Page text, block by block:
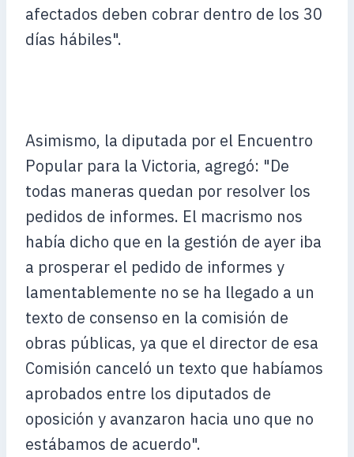
afectados deben cobrar dentro de los 30
días hábiles".
Asimismo, la diputada por el Encuentro
Popular para la Victoria, agregó: "De
todas maneras quedan por resolver los
pedidos de informes. El macrismo nos
había dicho que en la gestión de ayer iba
a prosperar el pedido de informes y
lamentablemente no se ha llegado a un
texto de consenso en la comisión de
obras públicas, ya que el director de esa
Comisión canceló un texto que habíamos
aprobados entre los diputados de
oposición y avanzaron hacia uno que no
estábamos de acuerdo".